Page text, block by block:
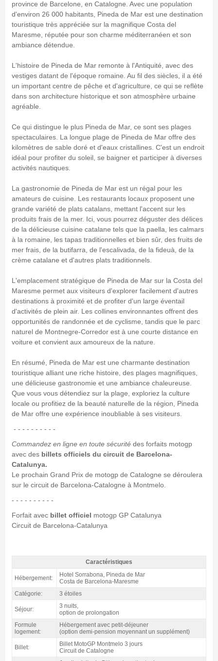
province de Barcelone, en Catalogne. Avec une population
d'environ 26 000 habitants, Pineda de Mar est une destination
touristique très appréciée sur la magnifique Costa del
Maresme, réputée pour son charme méditerranéen et son
ambiance détendue.
L'histoire de Pineda de Mar remonte à l'Antiquité, avec des
vestiges datant de l'époque romaine. Au fil des siècles, il a été
un important centre de pêche et d'agriculture, ce qui se reflète
dans son architecture historique et son atmosphère urbaine
agréable.
Ce qui distingue le plus Pineda de Mar, ce sont ses plages
spectaculaires. La longue plage de Pineda de Mar offre des
kilomètres de sable doré et d'eaux cristallines. C'est un endroit
idéal pour profiter du soleil, se baigner et participer à diverses
activités nautiques.
La gastronomie de Pineda de Mar est un régal pour les
amateurs de cuisine. Les restaurants locaux proposent une
grande variété de plats catalans, mettant l'accent sur les
produits frais de la mer. Ici, vous pourrez déguster des délices
de la délicieuse cuisine catalane tels que la paella, les calmars
à la romaine, les tapas traditionnelles et bien sûr, des fruits de
mer frais, de la butifarra, de l'escalivada, de la fideuà, de la
crème catalane et d'autres plats traditionnels.
L'emplacement stratégique de Pineda de Mar sur la Costa del
Maresme permet aux visiteurs d'explorer facilement d'autres
destinations à proximité et de profiter d'un large éventail
d'activités de plein air. Les collines environnantes offrent des
opportunités de randonnée et de cyclisme, tandis que le parc
naturel de Montnegre-Corredor est à une courte distance en
voiture et convient aux amoureux de la nature.
En résumé, Pineda de Mar est une charmante destination
touristique alliant une riche histoire, des plages magnifiques,
une délicieuse gastronomie et une ambiance chaleureuse.
Que vous vous détendiez sur la plage, exploriez la culture
locale ou profitiez de la beauté naturelle de la région, Pineda
de Mar offre une expérience inoubliable à ses visiteurs.
- - - - - - - - - -
Commandez en ligne en toute sécuritédes forfaits motogp
avec des billets officiels du circuit de Barcelona-
Catalunya.
Le prochain Grand Prix de motogp de Catalogne se déroulera
sur le circuit de Barcelona-Catalogne à Montmelo.
- - - - - - - - - -
Forfait avec billet officiel motogp GP Catalunya
Circuit de Barcelona-Catalunya
Forfait Costa MotoGP Catalogne, hôtel Sorrabona 3* / 3 nuits p.d. -
Caractéristiques
Caractéristiques
Hébergement:
Hotel Sorrabona, Pineda de Mar
Costa de Barcelona-Maresme
Catégorie:
3 étoiles
Séjour:
3 nuits,
option de prolongation
Formule
logement:
Hébergement avec petit-déjeuner
(option demi-pension moyennant un supplément)
Billet:
Billet MotoGP Montmelo 3 jours
Circuit de Catalogne